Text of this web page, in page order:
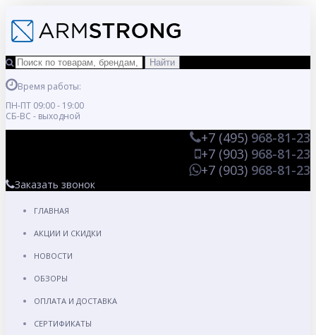
Время работы:
ПН-ПТ 09:00 - 19:00
СБ-ВС - выходной
+7 (495) 968-81-23
+7 (903) 968-81-23
+7 (903) 968-81-23
Заказать звонок
ГЛАВНАЯ
АКЦИИ И СКИДКИ
НОВОСТИ
ОБЗОРЫ
ОПЛАТА И ДОСТАВКА
СЕРТИФИКАТЫ